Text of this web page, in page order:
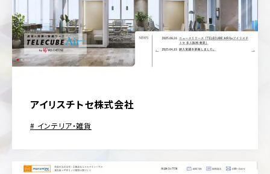
アイリスチトセ株式会社
インテリア・雑貨